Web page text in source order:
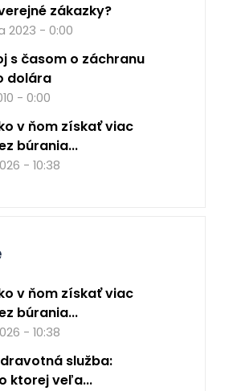
zákazky?
2023 - 0:00
s časom o záchranu
dolára
- 0:00
v ňom získať viac
búrania...
- 10:38
v ňom získať viac
búrania...
- 10:38
služba:
ktorej veľa...